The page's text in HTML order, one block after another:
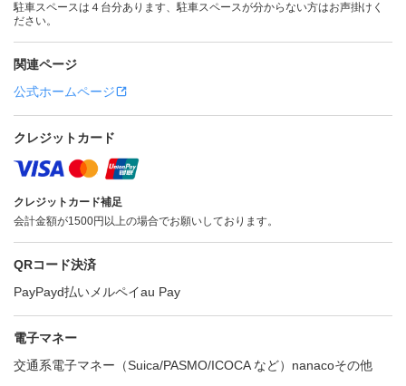
駐車スペースは４台分あります、駐車スペースが分からない方はお声掛けく
ださい。
関連ページ
公式ホームページ
クレジットカード
クレジットカード補足
会計金額が1500円以上の場合でお願いしております。
QRコード決済
PayPayd払い メルペイau Pay
電子マネー
交通系電子マネー（Suica/PASMO/ICOCA など） nanacoその他